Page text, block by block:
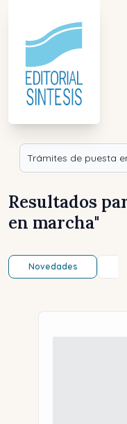
Resultados
en marcha"
Novedades